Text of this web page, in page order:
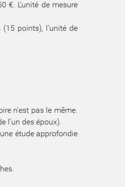
€. L’unité de mesure
points), l’unité de
n’est pas le même.
l’un des époux).
étude approfondie